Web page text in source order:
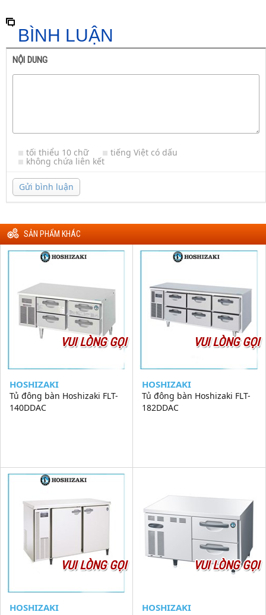
BÌNH LUẬN
NỘI DUNG
tối thiểu 10 chữ tiếng Việt có dấu
không chứa liên kết
Gửi bình luận
SẢN PHẨM KHÁC
VUI LÒNG GỌI
HOSHIZAKI
Tủ đông bàn Hoshizaki FLT-
140DDAC
VUI LÒNG GỌI
HOSHIZAKI
Tủ đông bàn Hoshizaki FLT-
182DDAC
VUI LÒNG GỌI
HOSHIZAKI
VUI LÒNG GỌI
HOSHIZAKI